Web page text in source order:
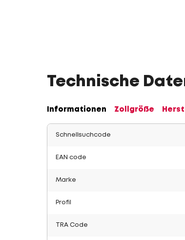
Technische
Informationen Zollgröße
Schnellsuchcode
EAN code
Marke
Profil
TRA Code